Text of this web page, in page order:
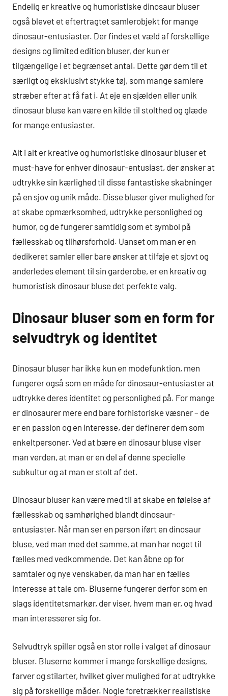
Endelig er kreative og humoristiske dinosaur bluser
også blevet et eftertragtet samlerobjekt for mange
dinosaur-entusiaster. Der findes et væld af forskellige
designs og limited edition bluser, der kun er
tilgængelige i et begrænset antal. Dette gør dem til et
særligt og eksklusivt stykke tøj, som mange samlere
stræber efter at få fat i. At eje en sjælden eller unik
dinosaur bluse kan være en kilde til stolthed og glæde
for mange entusiaster.
Alt i alt er kreative og humoristiske dinosaur bluser et
must-have for enhver dinosaur-entusiast, der ønsker at
udtrykke sin kærlighed til disse fantastiske skabninger
på en sjov og unik måde. Disse bluser giver mulighed for
at skabe opmærksomhed, udtrykke personlighed og
humor, og de fungerer samtidig som et symbol på
fællesskab og tilhørsforhold. Uanset om man er en
dedikeret samler eller bare ønsker at tilføje et sjovt og
anderledes element til sin garderobe, er en kreativ og
humoristisk dinosaur bluse det perfekte valg.
Dinosaur bluser som en form for
selvudtryk og identitet
Dinosaur bluser har ikke kun en modefunktion, men
fungerer også som en måde for dinosaur-entusiaster at
udtrykke deres identitet og personlighed på. For mange
er dinosaurer mere end bare forhistoriske væsner – de
er en passion og en interesse, der definerer dem som
enkeltpersoner. Ved at bære en dinosaur bluse viser
man verden, at man er en del af denne specielle
subkultur og at man er stolt af det.
Dinosaur bluser kan være med til at skabe en følelse af
fællesskab og samhørighed blandt dinosaur-
entusiaster. Når man ser en person iført en dinosaur
bluse, ved man med det samme, at man har noget til
fælles med vedkommende. Det kan åbne op for
samtaler og nye venskaber, da man har en fælles
interesse at tale om. Bluserne fungerer derfor som en
slags identitetsmarkør, der viser, hvem man er, og hvad
man interesserer sig for.
Selvudtryk spiller også en stor rolle i valget af dinosaur
bluser. Bluserne kommer i mange forskellige designs,
farver og stilarter, hvilket giver mulighed for at udtrykke
sig på forskellige måder. Nogle foretrækker realistiske